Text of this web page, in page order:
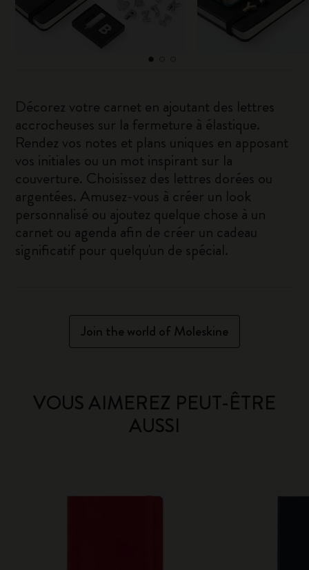
Décorez votre carnet en ajoutant des lettres
accrocheuses sur la fermeture à élastique.
Rendez vos notes et plans uniques en apposant
vos initiales ou un mot inspirant sur la
couverture. Choisissez des lettres dorées ou
argentées. Amusez-vous à créer un look
personnalisé ou ajoutez quelque chose à un
carnet ou agenda afin de créer un cadeau
significatif pour quelqu'un de spécial.
Join the world of Moleskine
VOUS AIMEREZ PEUT-ÊTRE
AUSSI